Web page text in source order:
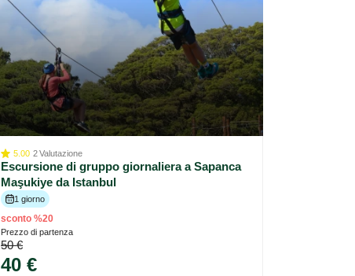
5.00 2Valutazione
Escursione di gruppo giornaliera a Sapanca
Maşukiye da Istanbul
1 giorno
sconto %20
Prezzo di partenza
50 €
40 €